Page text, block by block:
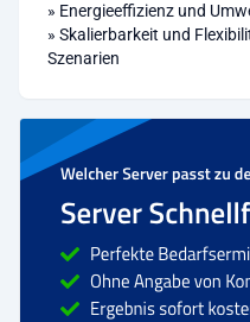
» Energieeffizienz und
» Skalierbarkeit und
Szenarien